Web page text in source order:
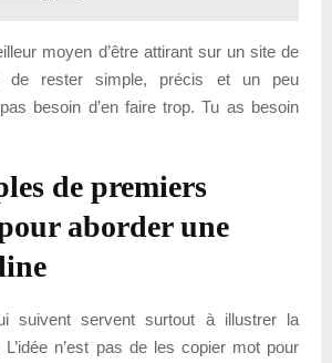
moyen d’être attirant sur un site de
de rester simple, précis et un peu
besoin d’en faire trop. Tu as besoin
de premiers
aborder une
suivent servent surtout à illustrer la
L’idée n’est pas de les copier mot pour